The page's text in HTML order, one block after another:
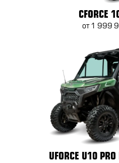
CFORCE
от 1 999
UFORCE U10